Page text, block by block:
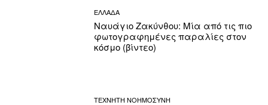
ΕΛΛΑΔΑ
Ναυάγιο Ζακύνθου: Μία από τις πιο
φωτογραφημένες παραλίες στον
κόσμο (βίντεο)
ΤΕΧΝΗΤΗ ΝΟΗΜΟΣΥΝΗ